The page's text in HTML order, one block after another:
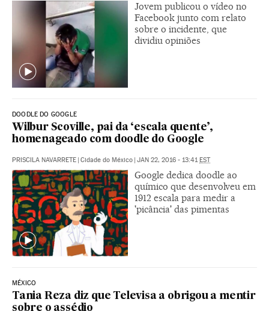
Jovem publicou o vídeo no
Facebook junto com relato
sobre o incidente, que
dividiu opiniões
DOODLE DO GOOGLE
Wilbur Scoville, pai da ‘escala quente’,
homenageado com doodle do Google
PRISCILA NAVARRETE Cidade do México JAN 22, 2016 - 13:41 EST
Google dedica doodle ao
químico que desenvolveu em
1912 escala para medir a
'picância' das pimentas
MÉXICO
Tania Reza diz que Televisa a obrigou a mentir
sobre o assédio